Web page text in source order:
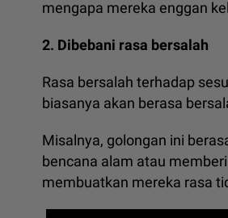
mengapa mereka enggan
2. Dibebani rasa bersalah
Rasa bersalah terhadap
biasanya akan berasa
Misalnya, golongan ini
bencana alam atau
membuatkan mereka rasa